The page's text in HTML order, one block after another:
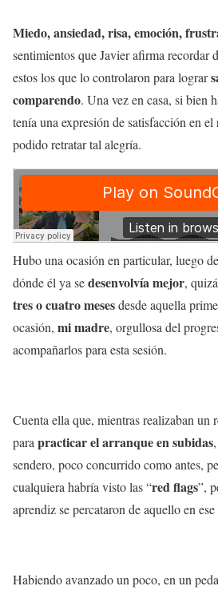
Miedo, ansiedad, risa, emoción,
sentimientos que Javier afirma recordar
estos los que lo controlaron para lograr
comparendo. Una vez en casa, si bien
tenía una expresión de satisfacción en
podido retratar tal alegría.
Hubo una ocasión en particular, luego
dónde él ya sedesenvolvía mejor,
tres o cuatro mesesdesde aquella
ocasión, mi madre, orgullosa del
acompañarlos para esta sesión.
Cuenta ella que, mientras realizaban un
para practicar el arranque en subidas
sendero, poco concurrido como antes,
cualquiera habría visto las “red flags”,
aprendiz se percataron de aquello en
Habiendo avanzado un poco, en un